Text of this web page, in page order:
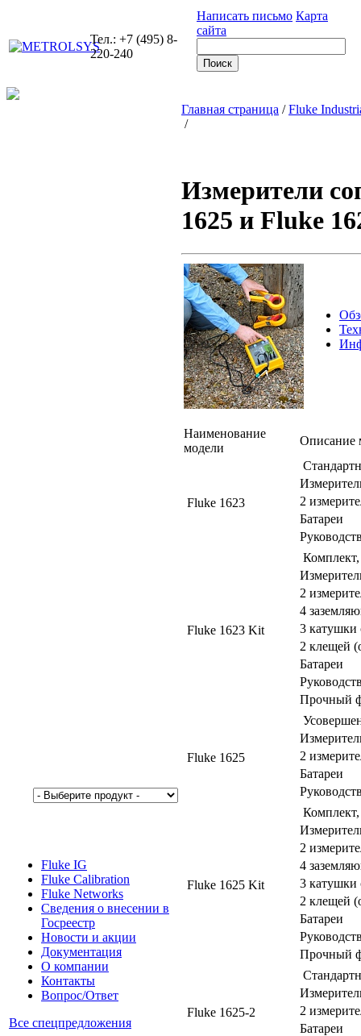
Тел.: +7 (495) 8-
220-240
Написать письмо Карта
сайта
Fluke IG
Fluke Calibration
Fluke Networks
Сведения о внесении в
Госреестр
Новости и акции
Документация
О компании
Контакты
Вопрос/Ответ
Все спецпредложения
Главная страница /Fluke
/
Измерители
1625 и Fluke
Наименование
модели
Описание
Fluke 1623
2
Батареи
Fluke 1623 Kit
Комплект,
2
4
3 катушки
2 клещей
Батареи
Прочный
Fluke 1625
2
Батареи
Fluke 1625 Kit
2
4
3 катушки
2 клещей
Батареи
Прочный
Fluke 1625-2
2
Батареи